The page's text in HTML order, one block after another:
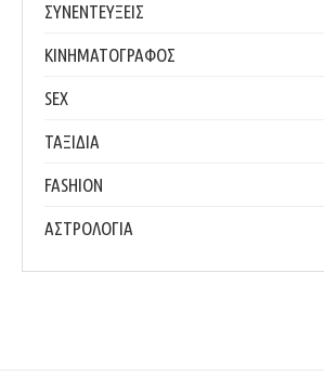
ΣΥΝΕΝΤΕΥΞΕΙΣ
ΚΙΝΗΜΑΤΟΓΡΑΦΟΣ
SEX
ΤΑΞΙΔΙΑ
FASHION
ΑΣΤΡΟΛΟΓΙΑ